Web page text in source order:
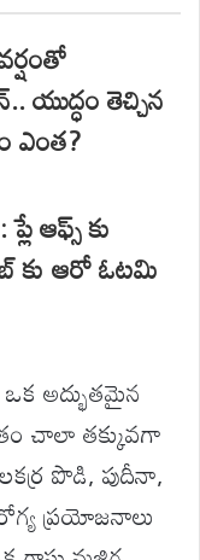
యుద్ధం తెచ్చిన
ఎంత?
ఆఫ్స్ కు
కు ఆరో ఓటమి
ఒక అద్భుతమైన
చాలా తక్కువగా
పొడి, పుదీనా,
ప్రయోజనాలు